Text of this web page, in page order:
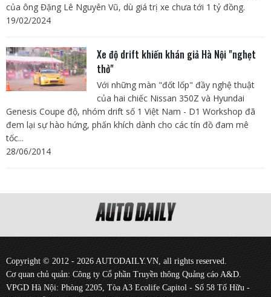
của ông Đặng Lê Nguyên Vũ, dù giá trị xe chưa tới 1 tỷ đồng.
19/02/2024
Xe độ drift khiến khán giả Hà Nội "nghẹt
thở"
Với những màn "đốt lốp" đầy nghệ thuật
của hai chiếc Nissan 350Z và Hyundai
Genesis Coupe độ, nhóm drift số 1 Việt Nam - D1 Workshop đã
đem lại sự hào hứng, phấn khích dành cho các tín đồ đam mê
tốc...
28/06/2014
Copyright © 2012 - 2026 AUTODAILY.VN, all rights reserved.
Cơ quan chủ quản: Công ty Cổ phần Truyền thông Quảng cáo A&D.
VPGD Hà Nội: Phòng 2205, Tòa A3 Ecolife Capitol - Số 58 Tố Hữu -